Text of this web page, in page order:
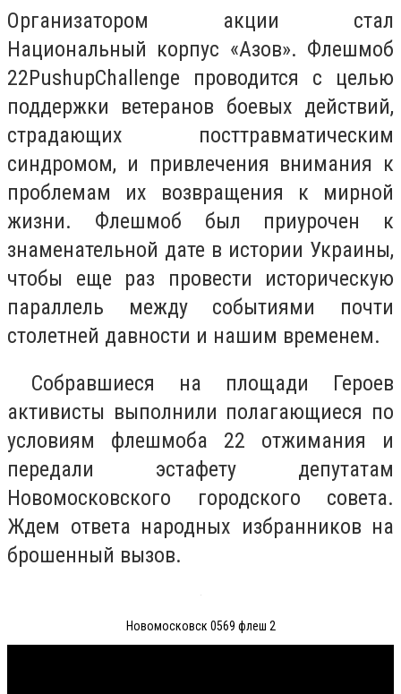
Организатором акции стал
Национальный корпус «Азов». Флешмоб
22PushupChallenge проводится с целью
поддержки ветеранов боевых действий,
страдающих посттравматическим
синдромом, и привлечения внимания к
проблемам их возвращения к мирной
жизни. Флешмоб был приурочен к
знаменательной дате в истории Украины,
чтобы еще раз провести историческую
параллель между событиями почти
столетней давности и нашим временем.
Собравшиеся на площади Героев
активисты выполнили полагающиеся по
условиям флешмоба 22 отжимания и
передали эстафету депутатам
Новомосковского городского совета.
Ждем ответа народных избранников на
брошенный вызов.
Новомосковск 0569 флеш 2